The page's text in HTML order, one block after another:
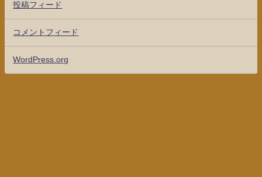
投稿フィード
コメントフィード
WordPress.org